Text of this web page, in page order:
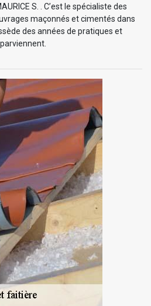
S. . C’est le spécialiste des
maçonnés et cimentés dans
des années de pratiques et